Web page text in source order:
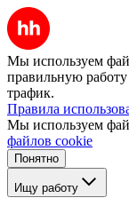
Мы используем
правильную работу
трафик.
Правила
Мы используем
файлов cookie
Понятно
Ищу работу